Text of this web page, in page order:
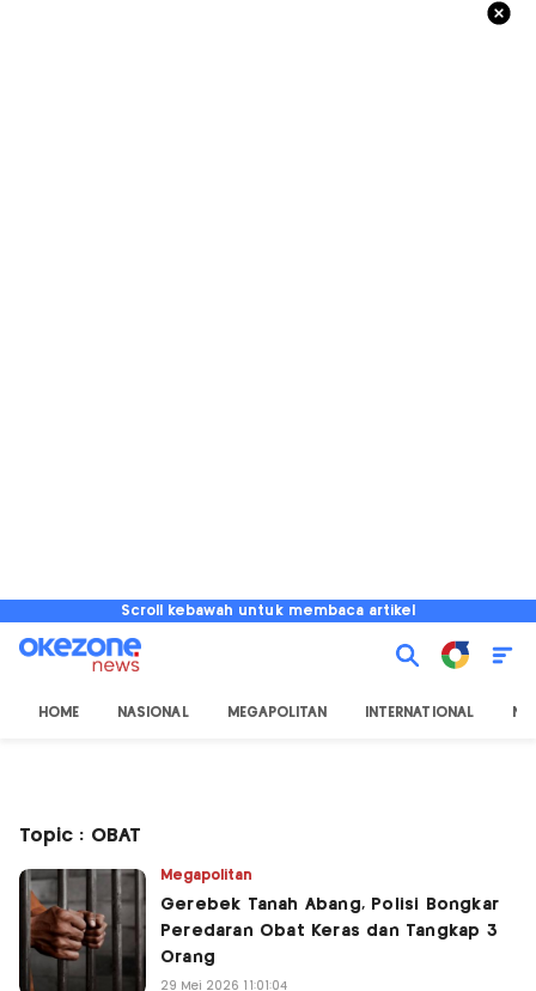
Scroll kebawah untuk membaca artikel
HOME NASIONAL MEGAPOLITAN INTERNATIONAL
Topic : OBAT
Megapolitan
Gerebek Tanah Abang, Polisi Bongkar
Peredaran Obat Keras dan Tangkap 3
Orang
29 Mei 2026 11:01:04